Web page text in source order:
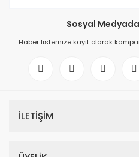
Sosyal
Haber listemize kayıt olarak
İLETİŞİM